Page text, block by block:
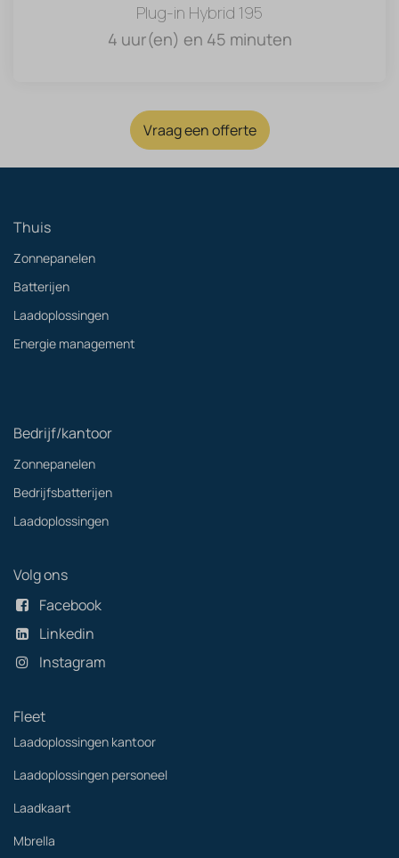
Plug-in Hybrid 195
4 uur(en) en 45 minuten
Vraag een offerte
Thuis
Zonnepanelen
Batterijen
Laadoplossingen
Energie management
Bedrijf/kantoor
Zonnepanelen
Bedrijfsbatterijen
Laadoplossingen
Volg ons
Facebook
Linkedin
Instagram
Fleet
Laadoplossingen kantoor
Laadoplossingen personeel
Laadkaart
Mbrella